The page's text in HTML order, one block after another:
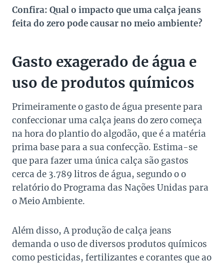
Confira: Qual o impacto que uma calça jeans
feita do zero pode causar no meio ambiente?
Gasto exagerado de água e
uso de produtos químicos
Primeiramente o gasto de água presente para
confeccionar uma calça jeans do zero começa
na hora do plantio do algodão, que é a matéria
prima base para a sua confecção. Estima-se
que para fazer uma única calça são gastos
cerca de 3.789 litros de água, segundo o o
relatório do Programa das Nações Unidas para
o Meio Ambiente.
Além disso, A produção de calça jeans
demanda o uso de diversos produtos químicos
como pesticidas, fertilizantes e corantes que ao